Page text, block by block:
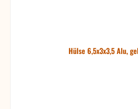
Hülse 6,5x3x3,5 Alu,